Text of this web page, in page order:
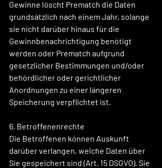
Gewinne löscht Prematch die Daten
grundsätzlich nach einem Jahr, solange
sie nicht darüber hinaus für die
Gewinnbenachrichtigung benötigt
werden oder Prematch aufgrund
gesetzlicher Bestimmungen und/oder
behördlicher oder gerichtlicher
Anordnungen zu einer längeren
Speicherung verpflichtet ist.
6. Betroffenenrechte
Die Betroffenen können Auskunft
darüber verlangen, welche Daten über
Sie gespeichert sind (Art. 15 DSGVO). Sie